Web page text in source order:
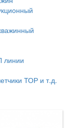
линии
ТОР и т.д.